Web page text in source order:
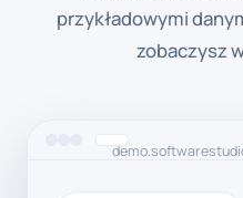
przykładowymi
zobaczysz